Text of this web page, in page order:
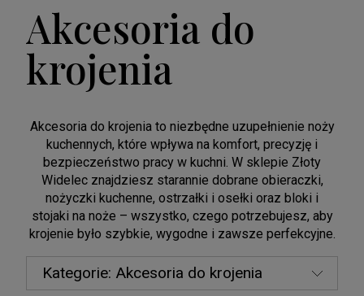
Akcesoria do
krojenia
Akcesoria do krojenia to niezbędne uzupełnienie noży
kuchennych, które wpływa na komfort, precyzję i
bezpieczeństwo pracy w kuchni. W sklepie Złoty
Widelec znajdziesz starannie dobrane obieraczki,
nożyczki kuchenne, ostrzałki i osełki oraz bloki i
stojaki na noże – wszystko, czego potrzebujesz, aby
krojenie było szybkie, wygodne i zawsze perfekcyjne.
Kategorie: Akcesoria do krojenia